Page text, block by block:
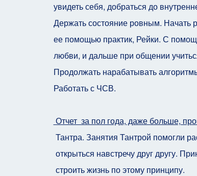
увидеть себя, добраться до
Держать состояние ровным. Начать
ее помощью практик, Рейки. С
любви, и дальше при общении
Продолжать нарабатывать
Работать с ЧСВ.
Отчет за пол года, даже больше,
Тантра. Занятия Тантрой помогли
открыться навстречу друг другу.
строить жизнь по этому принципу.